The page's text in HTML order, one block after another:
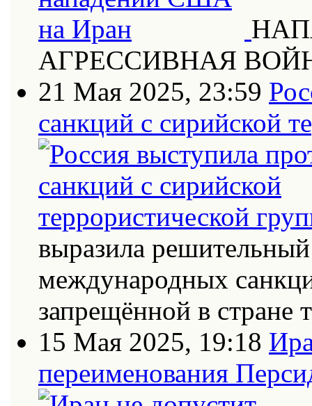
АГРЕССИВНАЯ
21 Мая 2025, 23:59
санкций с сирийской
выразила
международных
запрещённой в стране
15 Мая 2025, 19:18
переименования